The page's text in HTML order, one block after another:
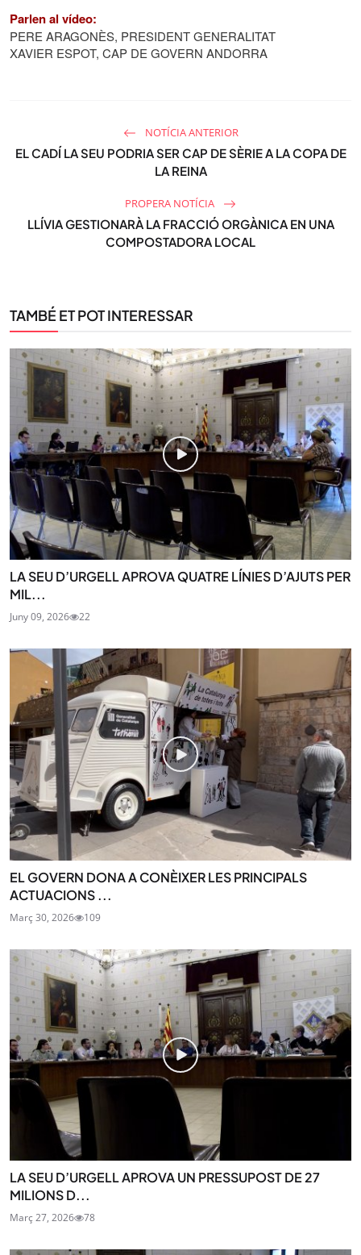
Parlen al vídeo:
PERE ARAGONÈS, PRESIDENT GENERALITAT
XAVIER ESPOT, CAP DE GOVERN ANDORRA
NOTÍCIA ANTERIOR
EL CADÍ LA SEU PODRIA SER CAP DE SÈRIE A LA COPA DE
LA REINA
PROPERA NOTÍCIA
LLÍVIA GESTIONARÀ LA FRACCIÓ ORGÀNICA EN UNA
COMPOSTADORA LOCAL
TAMBÉ ET POT INTERESSAR
LA SEU D’URGELL APROVA QUATRE LÍNIES D’AJUTS PER
MIL...
Juny 09, 2026 22
EL GOVERN DONA A CONÈIXER LES PRINCIPALS
ACTUACIONS ...
Març 30, 2026 109
LA SEU D’URGELL APROVA UN PRESSUPOST DE 27
MILIONS D...
Març 27, 2026 78